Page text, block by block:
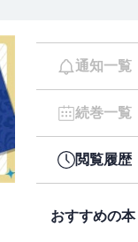
通知一覧
続巻一覧
閲覧履歴
おすすめの本